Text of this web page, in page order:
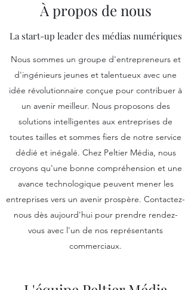
À propos de nous
La start-up leader des médias numériques
Nous sommes un groupe d'entrepreneurs et
d'ingénieurs jeunes et talentueux avec une
idée révolutionnaire conçue pour contribuer à
un avenir meilleur. Nous proposons des
solutions intelligentes aux entreprises de
toutes tailles et sommes fiers de notre service
dédié et inégalé. Chez Peltier Média, nous
croyons qu'une bonne compréhension et une
avance technologique peuvent mener les
entreprises vers un avenir prospère. Contactez-
nous dès aujourd'hui pour prendre rendez-
vous avec l'un de nos représentants
commerciaux.